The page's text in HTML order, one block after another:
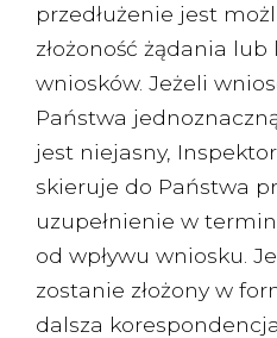
przedłużenie jest
złożoność żądania lub
wniosków. Jeżeli
Państwa
jest niejasny,
skieruje do Państwa
uzupełnienie w
od wpływu wniosku.
zostanie złożony w
dalsza